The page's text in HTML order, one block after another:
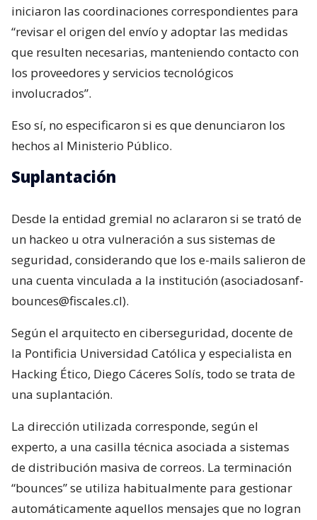
iniciaron las coordinaciones correspondientes para
“revisar el origen del envío y adoptar las medidas
que resulten necesarias, manteniendo contacto con
los proveedores y servicios tecnológicos
involucrados”.
Eso sí, no especificaron si es que denunciaron los
hechos al Ministerio Público.
Suplantación
Desde la entidad gremial no aclararon si se trató de
un hackeo u otra vulneración a sus sistemas de
seguridad, considerando que los e-mails salieron de
una cuenta vinculada a la institución (asociadosanf-
bounces@fiscales.cl).
Según el arquitecto en ciberseguridad, docente de
la Pontificia Universidad Católica y especialista en
Hacking Ético, Diego Cáceres Solís, todo se trata de
una suplantación.
La dirección utilizada corresponde, según el
experto, a una casilla técnica asociada a sistemas
de distribución masiva de correos. La terminación
“bounces” se utiliza habitualmente para gestionar
automáticamente aquellos mensajes que no logran